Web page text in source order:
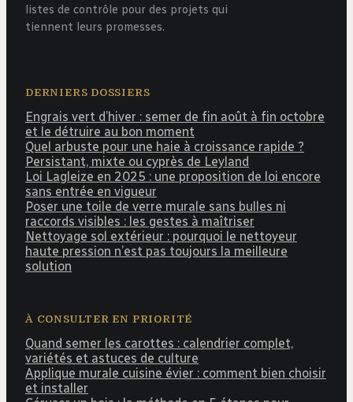
listes de contrôle pour des projets qui
tiennent leurs promesses.
DERNIERS DOSSIERS
Engrais vert d’hiver : semer de fin août à fin octobre
et le détruire au bon moment
Quel arbuste pour une haie à croissance rapide ?
Persistant, mixte ou cyprès de Leyland
Loi Lagleize en 2025 : une proposition de loi encore
sans entrée en vigueur
Poser une toile de verre murale sans bulles ni
raccords visibles : les gestes à maîtriser
Nettoyage sol extérieur : pourquoi le nettoyeur
haute pression n’est pas toujours la meilleure
solution
À CONSULTER EN PRIORITÉ
Quand semer les carottes : calendrier complet,
variétés et astuces de culture
Applique murale cuisine évier : comment bien choisir
et installer